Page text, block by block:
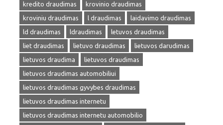
kredito draudimas
krovinio draudimas
kroviniu draudimas
l draudimas
laidavimo draudimas
ld draudimas
ldraudimas
letuvos draudimas
liet draudimas
lietuvo draudimas
lietuvos darudimas
lietuvos draudima
lietuvos draudimas
lietuvos draudimas automobiliui
lietuvos draudimas gyvybes draudimas
lietuvos draudimas internetu
lietuvos draudimas internetu automobilio